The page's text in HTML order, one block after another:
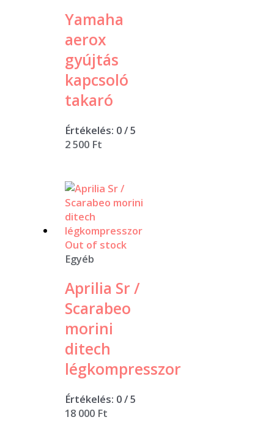
Yamaha
aerox
gyújtás
kapcsoló
takaró
Értékelés: 0/ 5
2 500 Ft
Out of stock
Egyéb
Aprilia Sr /
Scarabeo
morini
ditech
légkompresszor
Értékelés: 0/ 5
18 000 Ft